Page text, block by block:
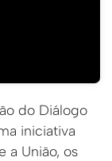
do Diálogo
iniciativa
a União, os